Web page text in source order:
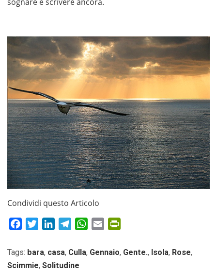
Condividi questo Articolo
FacebookTwitterLinkedInTelegramWhatsApp
Email
Tags: bara, casa, Culla, Gennaio, Gente., Isola, Rose,
Scimmie, Solitudine